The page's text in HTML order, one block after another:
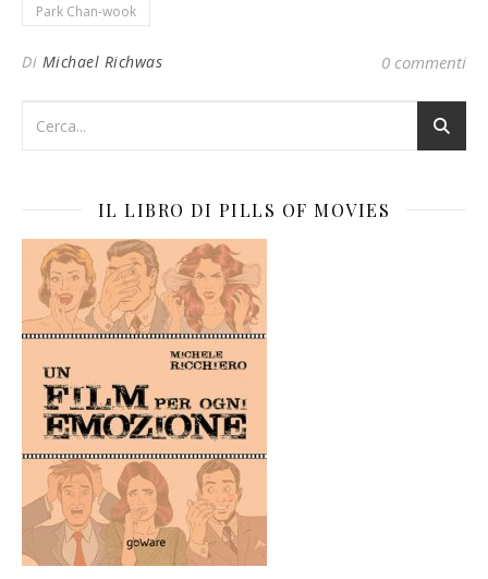
Park Chan-wook
Di Michael Richwas 0 commenti
IL LIBRO DI PILLS OF MOVIES